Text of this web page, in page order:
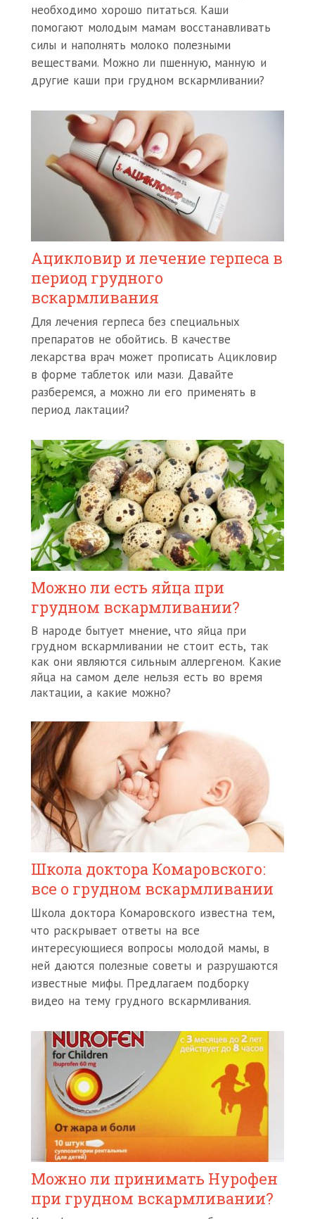
необходимо хорошо питаться. Каши
помогают молодым мамам восстанавливать
силы и наполнять молоко полезными
веществами. Можно ли пшенную, манную и
другие каши при грудном вскармливании?
Ацикловир и лечение герпеса в
период грудного
вскармливания
Для лечения герпеса без специальных
препаратов не обойтись. В качестве
лекарства врач может прописать Ацикловир
в форме таблеток или мази. Давайте
разберемся, а можно ли его применять в
период лактации?
Можно ли есть яйца при
грудном вскармливании?
В народе бытует мнение, что яйца при
грудном вскармливании не стоит есть, так
как они являются сильным аллергеном. Какие
яйца на самом деле нельзя есть во время
лактации, а какие можно?
Школа доктора Комаровского:
все о грудном вскармливании
Школа доктора Комаровского известна тем,
что раскрывает ответы на все
интересующиеся вопросы молодой мамы, в
ней даются полезные советы и разрушаются
известные мифы. Предлагаем подборку
видео на тему грудного вскармливания.
Можно ли принимать Нурофен
при грудном вскармливании?